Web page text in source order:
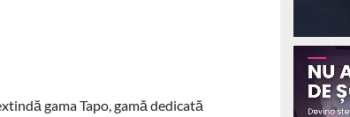
gama Tapo, gamă dedicată